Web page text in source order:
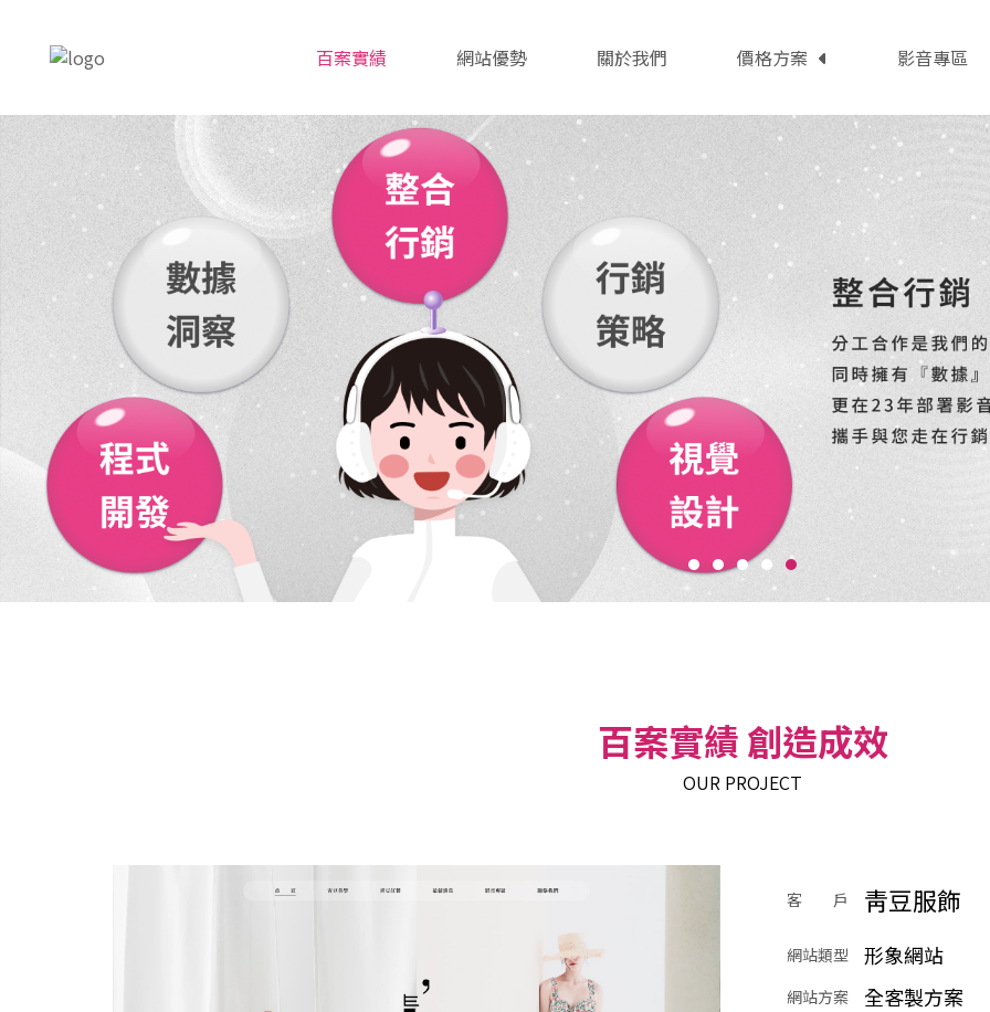
百案實績 網站優勢 關於我們 價格方案 影音專區
百案實績 創造成效
OUR PROJECT
客 戶 靑豆服飾
網站類型 形象網站
網站方案 全客製方案